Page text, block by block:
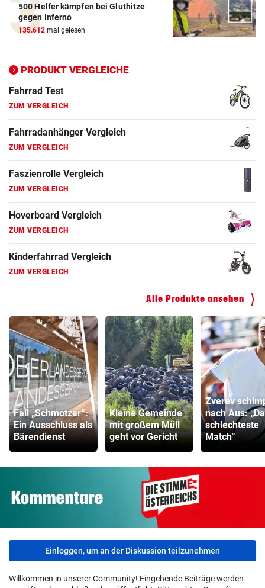
500 Helfer kämpfen bei Gluthitze
gegen Inferno
135.612 mal gelesen
PRODUKT VERGLEICHE
Elektro-Scooter Vergleich
ZUM VERGLEICH
ZUM VERGLEICH
Fahrrad Test
ZUM VERGLEICH
Fahrradanhänger Vergleich
ZUM VERGLEICH
Faszienrolle Vergleich
ZUM VERGLEICH
Hoverboard Vergleich
ZUM VERGLEICH
Kinderfahrrad Vergleich
ZUM VERGLEICH
Alle Produkte ansehen
Fall „Schmotzer“:
Ein Ausschluss als
Bärendienst
Kleine Gemeinde
mit großem Müll
geht vor Gericht
Zverev
nach Aus:
schlechteste
Match“
Einloggen, um an der Diskussion teilzunehmen
Willkommen in unserer Community! Eingehende Beiträge werden